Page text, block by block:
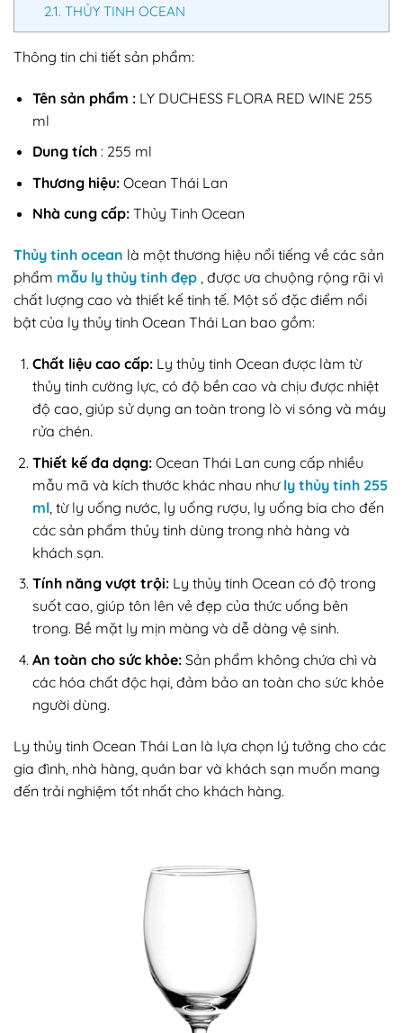
2.1. THỦY TINH OCEAN
Thông tin chi tiết sản phẩm:
Tên sản phẩm :LY DUCHESS FLORA RED WINE 255
ml
Dung tích: 255 ml
Thương hiệu:Ocean Thái Lan
Nhà cung cấp:Thủy Tinh Ocean
Thủy tinh ocean là một thương hiệu nổi tiếng về các sản
phẩm mẫu ly thủy tinh đẹp , được ưa chuộng rộng rãi vì
chất lượng cao và thiết kế tinh tế. Một số đặc điểm nổi
bật của ly thủy tinh Ocean Thái Lan bao gồm:
Chất liệu cao cấp: Ly thủy tinh Ocean được làm từ
thủy tinh cường lực, có độ bền cao và chịu được nhiệt
độ cao, giúp sử dụng an toàn trong lò vi sóng và máy
rửa chén.
Thiết kế đa dạng: Ocean Thái Lan cung cấp nhiều
mẫu mã và kích thước khác nhau như ly thủy tinh 255
ml, từ ly uống nước, ly uống rượu, ly uống bia cho đến
các sản phẩm thủy tinh dùng trong nhà hàng và
khách sạn.
Tính năng vượt trội:Ly thủy tinh Ocean có độ trong
suốt cao, giúp tôn lên vẻ đẹp của thức uống bên
trong. Bề mặt ly mịn màng và dễ dàng vệ sinh.
An toàn cho sức khỏe: Sản phẩm không chứa chì và
các hóa chất độc hại, đảm bảo an toàn cho sức khỏe
người dùng.
Ly thủy tinh Ocean Thái Lan là lựa chọn lý tưởng cho các
gia đình, nhà hàng, quán bar và khách sạn muốn mang
đến trải nghiệm tốt nhất cho khách hàng.